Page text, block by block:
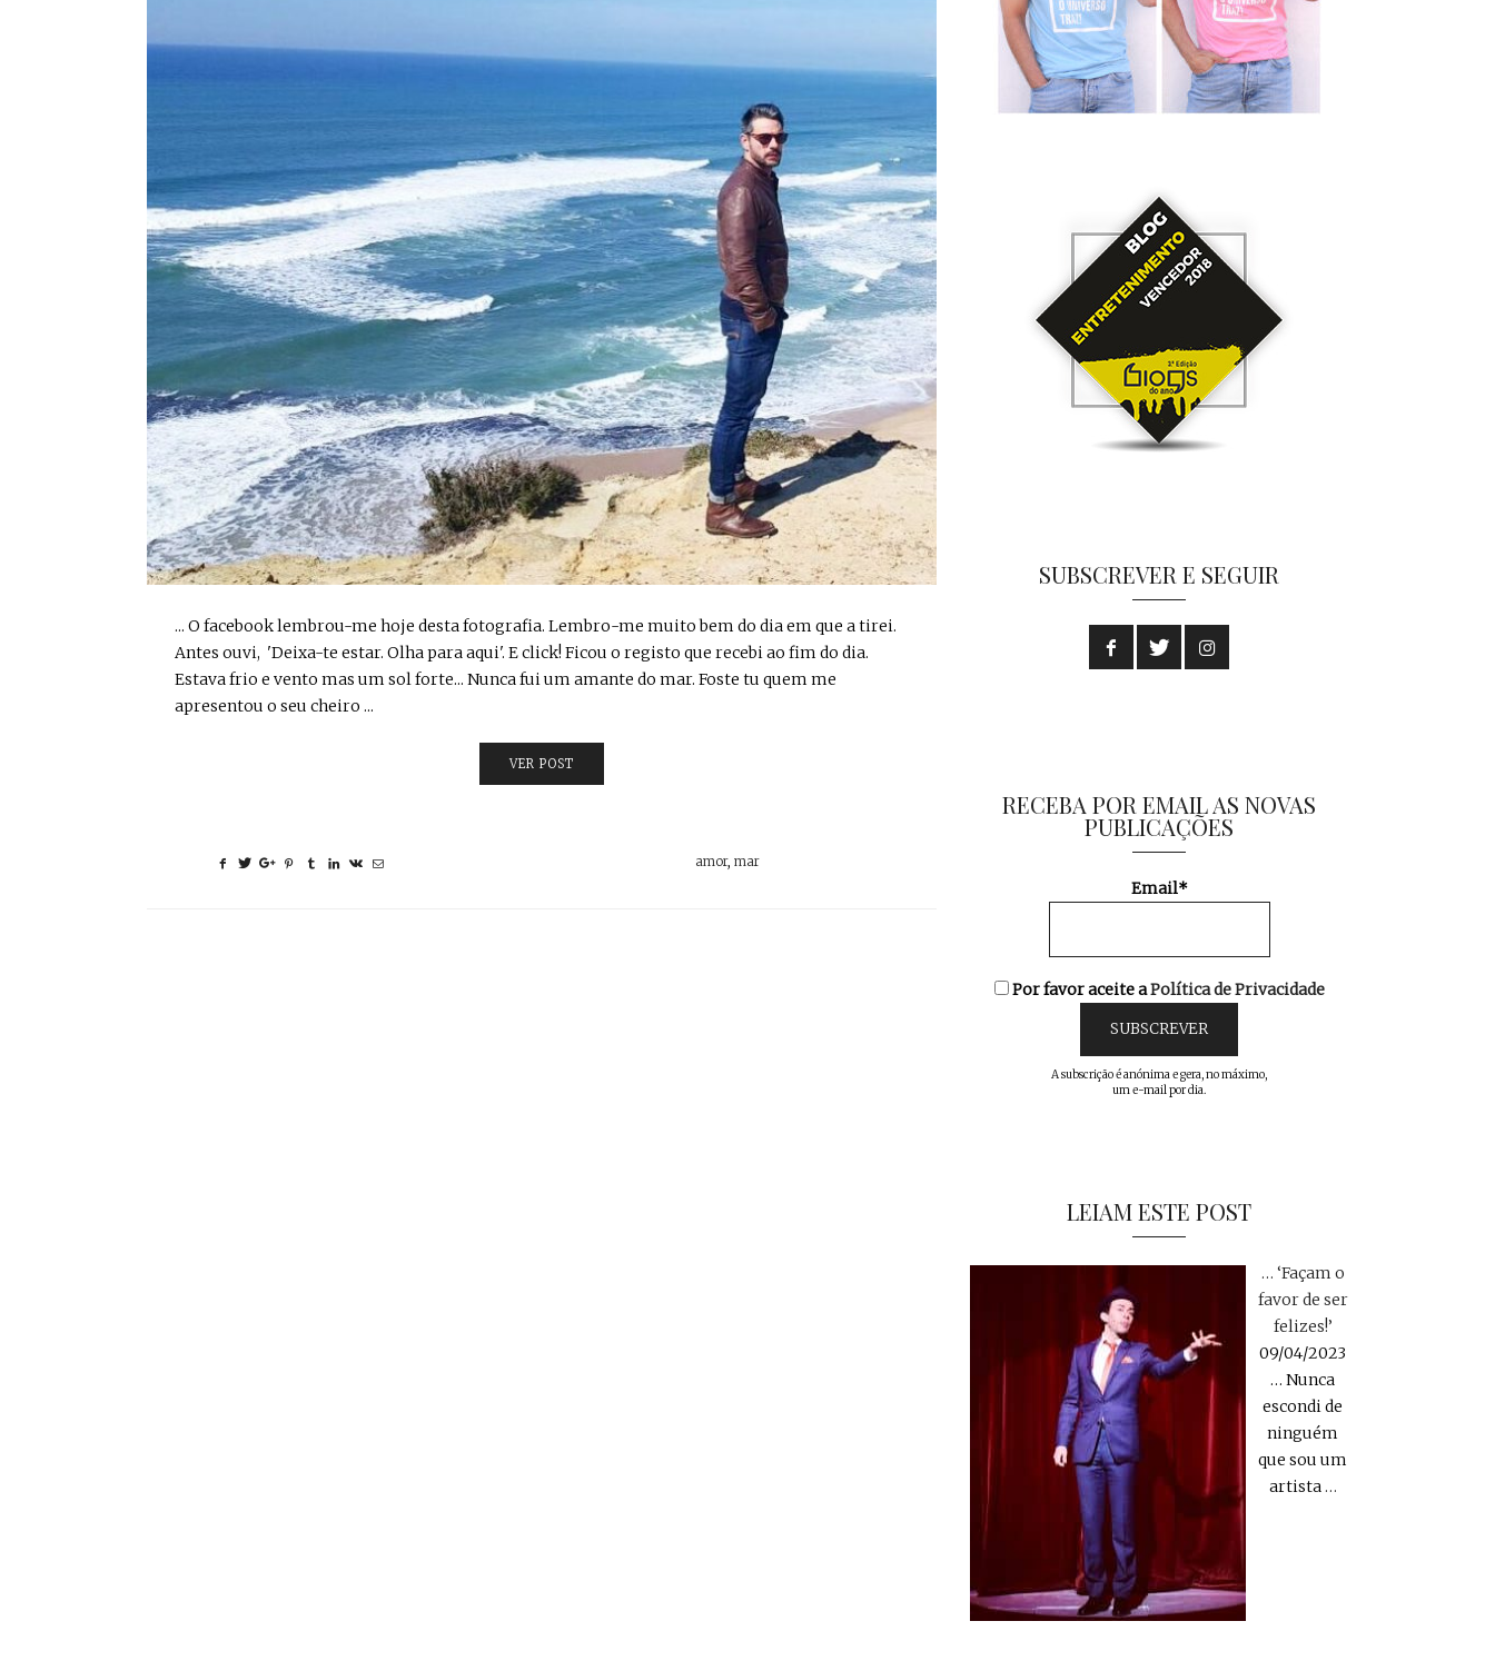
... O facebook lembrou-me hoje desta fotografia. Lembro-me muito bem do dia em que a tirei.
Antes ouvi, 'Deixa-te estar. Olha para aqui'. E click! Ficou o registo que recebi ao fim do dia.
Estava frio e vento mas um sol forte... Nunca fui um amante do mar. Foste tu quem me
apresentou o seu cheiro ...
VER POST
amor,mar
SUBSCREVER E SEGUIR
RECEBA POR EMAIL AS NOVAS
PUBLICAÇÕES
Email*
Por favor aceite aPolítica de Privacidade
A subscrição é anónima e gera, no máximo,
um e-mail por dia.
LEIAM ESTE POST
… ‘Façam o
favor de ser
felizes!’
09/04/2023
… Nunca
escondi de
ninguém
que sou um
artista…